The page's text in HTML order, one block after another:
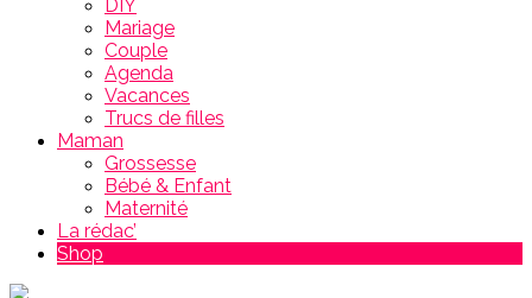
DIY
Mariage
Couple
Agenda
Vacances
Trucs de filles
Maman
Grossesse
Bébé & Enfant
Maternité
La rédac’
Shop